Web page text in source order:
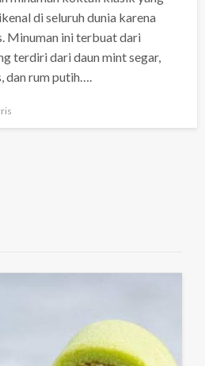
di seluruh dunia karena
Minuman ini terbuat dari
terdiri dari daun mint segar,
dan rum putih….